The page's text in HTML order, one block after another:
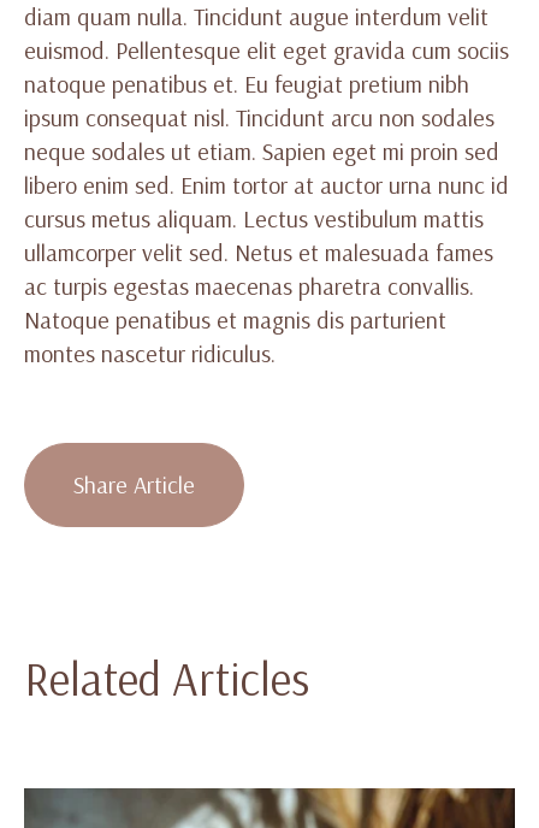
diam quam nulla. Tincidunt augue interdum velit
euismod. Pellentesque elit eget gravida cum sociis
natoque penatibus et. Eu feugiat pretium nibh
ipsum consequat nisl. Tincidunt arcu non sodales
neque sodales ut etiam. Sapien eget mi proin sed
libero enim sed. Enim tortor at auctor urna nunc id
cursus metus aliquam. Lectus vestibulum mattis
ullamcorper velit sed. Netus et malesuada fames
ac turpis egestas maecenas pharetra convallis.
Natoque penatibus et magnis dis parturient
montes nascetur ridiculus.
Share Article
Related Articles